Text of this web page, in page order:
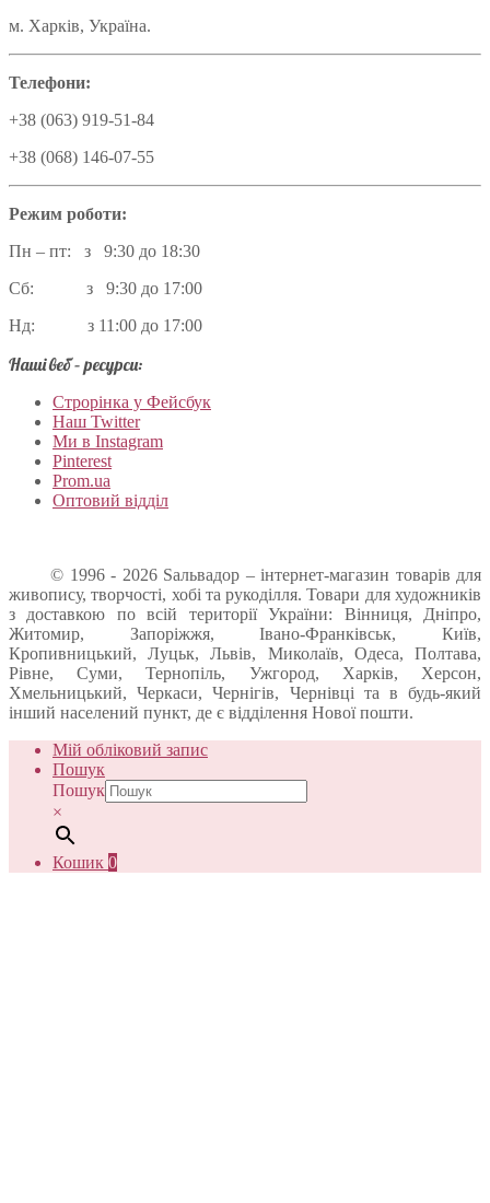
м. Харків, Україна.
Телефони:
+38 (063) 919-51-84
+38 (068) 146-07-55
Режим роботи:
Пн – пт: з 9:30 до 18:30
Сб: з 9:30 до 17:00
Нд: з 11:00 до 17:00
Наші веб – ресурси:
Строрінка у Фейсбук
Наш Twitter
Ми в Instagram
Pinterest
Prom.ua
Оптовий відділ
© 1996 - 2026 Sальвадор – інтернет-магазин товарів для
живопису, творчості, хобі та рукоділля. Товари для художників
з доставкою по всій території України: Вінниця, Дніпро,
Житомир, Запоріжжя, Івано-Франківськ, Київ,
Кропивницький, Луцьк, Львів, Миколаїв, Одеса, Полтава,
Рівне, Суми, Тернопіль, Ужгород, Харків, Херсон,
Хмельницький, Черкаси, Чернігів, Чернівці та в будь-який
інший населений пункт, де є відділення Нової пошти.
Мій обліковий запис
Пошук
Пошук
×
Кошик 0